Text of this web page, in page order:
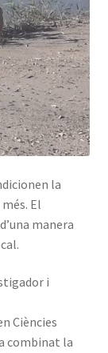
la
El
manera
i
Ciències
combinat la